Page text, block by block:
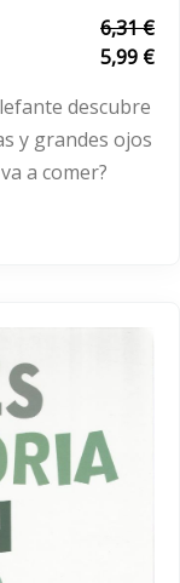
6,31 €
5,99 €
descubre
y grandes ojos
a comer?